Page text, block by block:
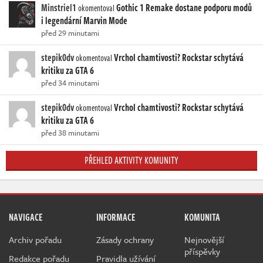
Minstriel1 okomentovalGothic 1 Remake dostane podporu modů
i legendární Marvin Mode
před 29 minutami
stepik0dvokomentovalVrchol chamtivosti? Rockstar schytává
kritiku za GTA 6
před 34 minutami
stepik0dvokomentovalVrchol chamtivosti? Rockstar schytává
kritiku za GTA 6
před 38 minutami
PŘEHLED AKTIVITY KOMUNITY
NAVIGACE
Archiv pořadu
Redakce pořadu
INFORMACE
Zásady ochrany
Pravidla užívání
KOMUNITA
Nejnovější
příspěvky